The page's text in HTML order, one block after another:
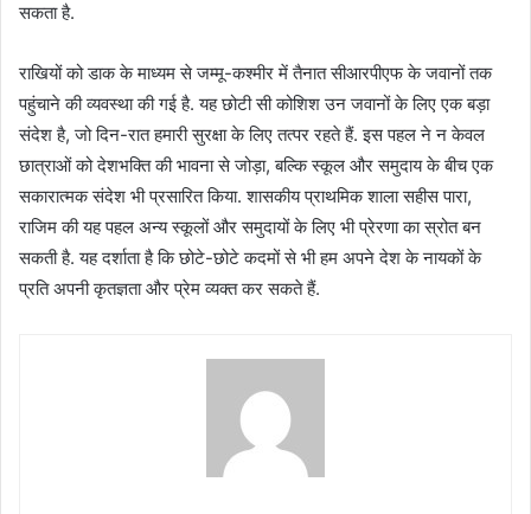
सकता है.
राखियों को डाक के माध्यम से जम्मू-कश्मीर में तैनात सीआरपीएफ के जवानों तक
पहुंचाने की व्यवस्था की गई है. यह छोटी सी कोशिश उन जवानों के लिए एक बड़ा
संदेश है, जो दिन-रात हमारी सुरक्षा के लिए तत्पर रहते हैं. इस पहल ने न केवल
छात्राओं को देशभक्ति की भावना से जोड़ा, बल्कि स्कूल और समुदाय के बीच एक
सकारात्मक संदेश भी प्रसारित किया. शासकीय प्राथमिक शाला सहीस पारा,
राजिम की यह पहल अन्य स्कूलों और समुदायों के लिए भी प्रेरणा का स्रोत बन
सकती है. यह दर्शाता है कि छोटे-छोटे कदमों से भी हम अपने देश के नायकों के
प्रति अपनी कृतज्ञता और प्रेम व्यक्त कर सकते हैं.